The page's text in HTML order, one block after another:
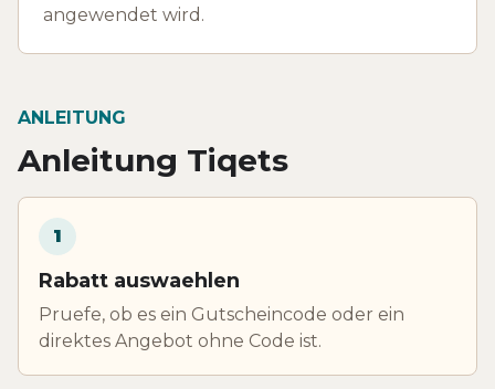
angewendet wird.
ANLEITUNG
Anleitung Tiqets
1
Rabatt auswaehlen
Pruefe, ob es ein Gutscheincode oder ein
direktes Angebot ohne Code ist.